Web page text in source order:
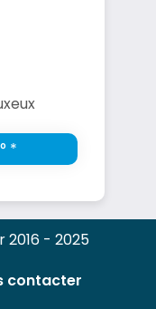
*
- 2025
contacter